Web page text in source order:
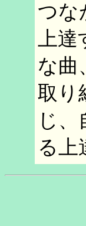
つな
上
な曲
取り
じ
る上